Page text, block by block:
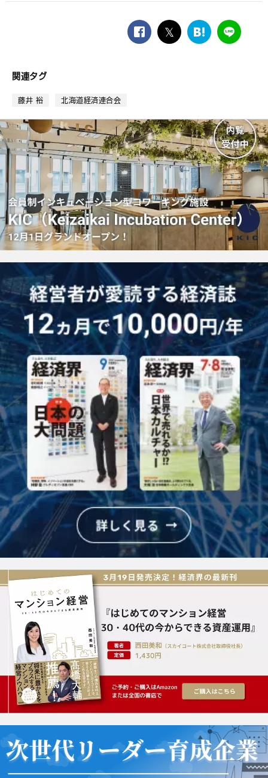
facebook
twitter
は
ー
ク
LINE
関連タグ
藤井 裕 北海道経済連合会